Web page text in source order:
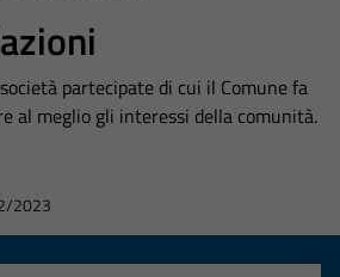
partecipate di cui il Comune fa
al meglio gli interessi della comunità.
2023